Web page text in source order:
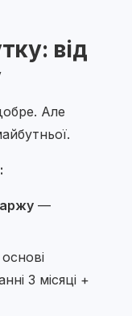
від
Але
—
3 місяці +